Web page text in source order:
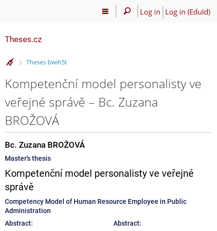
Log in Log in (EduId)
Theses.cz
>
Theses bwih5t
Kompetenční model personalisty ve
veřejné správě – Bc. Zuzana
BROŽOVÁ
Bc. Zuzana BROŽOVÁ
Master's thesis
Kompetenční model personalisty ve veřejné
správě
Competency Model of Human Resource Employee in Public
Administration
Abstract:
Abstract: